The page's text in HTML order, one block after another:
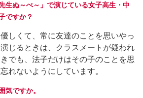
生ぬ～べ～」で演じている女子高生・中
ですか？
しくて、常に友達のことを思いやっ
じるときは、クラスメートが疑われ
でも、法子だけはその子のことを思
れないようにしています。
ですか。